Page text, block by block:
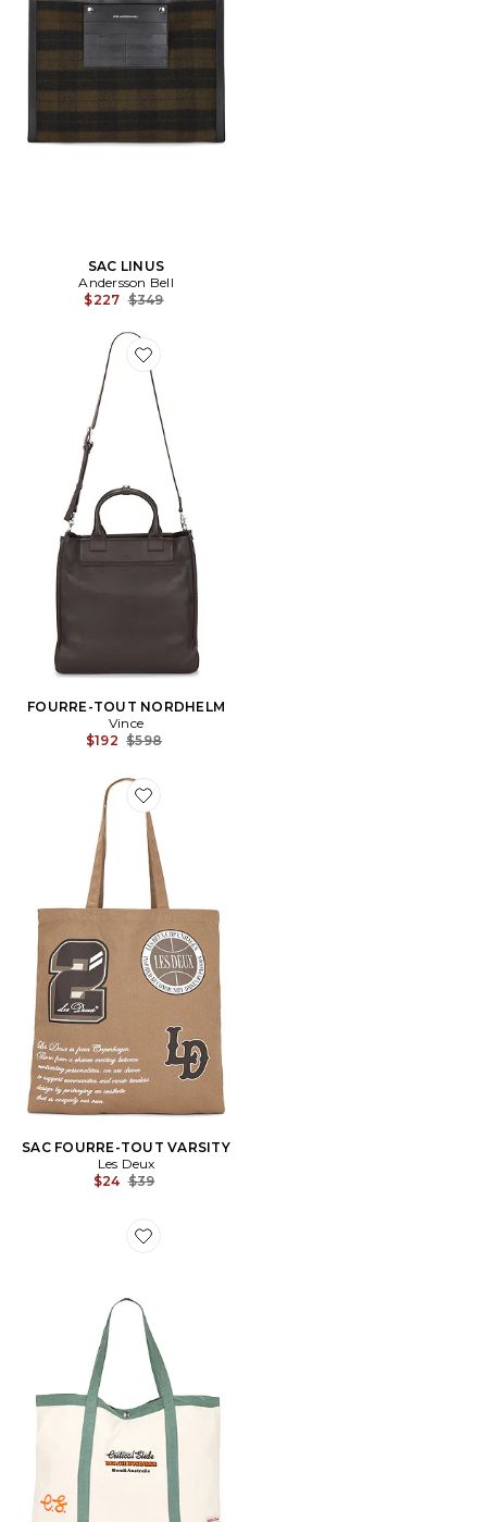
SAC LINUS
Andersson Bell
$227 Previous price:
$349
Favorite FOURRE-TOUT NORDHELM
FOURRE-TOUT NORDHELM
Vince
$192 Previous price:
$598
Favorite SAC FOURRE-TOUT VARSITY
SAC FOURRE-TOUT VARSITY
Les Deux
$24 Previous price:
$39
Favorite SAC BUSINESS